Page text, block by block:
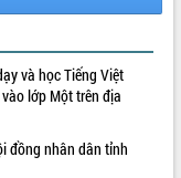
và học Tiếng Việt
lớp Một trên địa
đồng nhân dân tỉnh